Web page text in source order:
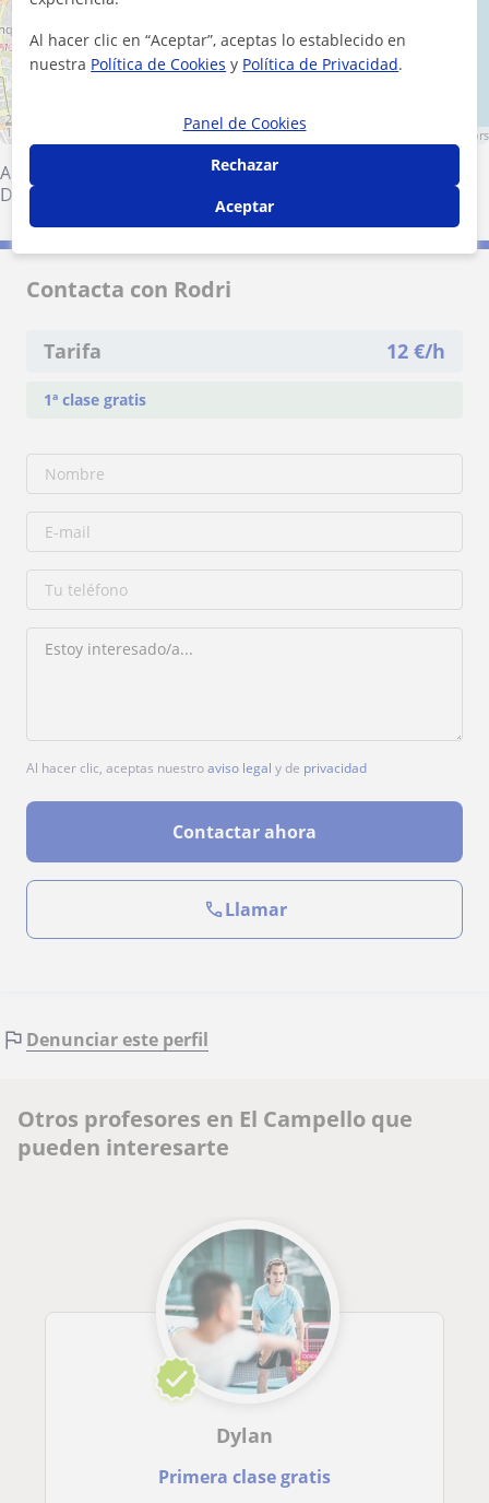
2 km
1 mi
Leaflet| © contributors
Alicante (Ciudad) El Campello·Mutxamel
D'Alacant
Contacta con Rodri
Tarifa 12 €/h
1ª clase gratis
Al hacer clic, aceptas nuestroaviso legal y de privacidad
Contactar ahora
Llamar
Denunciar este perfil
Otros profesores en El Campello que
pueden interesarte
Dylan
Primera clase gratis
Al hacer clic en “Aceptar”, aceptas lo establecido en
nuestra Política de Cookies y Política de Privacidad.
Panel de Cookies
Rechazar
Aceptar